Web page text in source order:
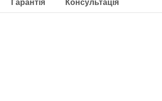
Гарантія Консультація